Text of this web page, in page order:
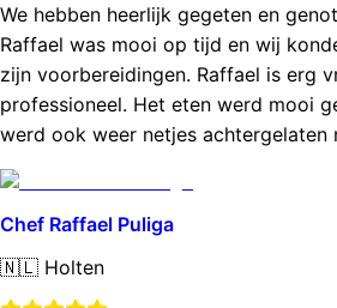
We hebben heerlijk gegeten en
Raffael was mooi op tijd en wij
zijn voorbereidingen. Raffael is erg
professioneel. Het eten werd mooi
werd ook weer netjes achtergelaten
Chef Raffael Puliga
🇳🇱 Holten